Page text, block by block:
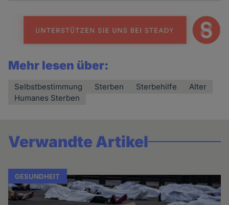
Mehr lesen über:
Selbstbestimmung Sterben Sterbehilfe
Alter
Humanes Sterben
Verwandte Artikel
GESUNDHEIT